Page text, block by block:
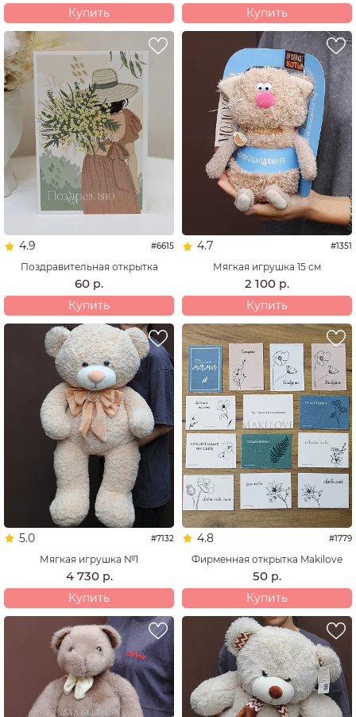
Купить
Купить
4.9 #6615
Поздравительная открытка
60 р.
Купить
4.7 #1351
Мягкая игрушка 15 см
2 100 р.
Купить
5.0 #7132
Мягкая игрушка №1
4 730 р.
Купить
4.8 #1779
Фирменная открытка Makilove
50 р.
Купить